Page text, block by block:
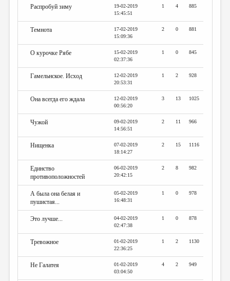
Распробуй зиму
19-02-2019
15:45:51
1 4 885
Темнота
17-02-2019
15:09:36
2 0 881
О курочке Рябе
15-02-2019
02:37:36
1 0 845
Гамельнское. Исход
12-02-2019
20:53:31
1 2 928
Она всегда его ждала
12-02-2019
00:56:20
3 13 1025
Чужой
09-02-2019
14:56:51
2 11 966
Нищенка
07-02-2019
18:14:27
2 15 1116
Единство
противоположностей
06-02-2019
20:42:15
2 8 982
А была она белая и
пушистая...
05-02-2019
16:48:31
1 0 978
Это лучше...
04-02-2019
02:47:38
1 0 878
Тревожное
01-02-2019
22:36:25
1 2 1130
Не Галатея
01-02-2019
03:04:50
4 2 949